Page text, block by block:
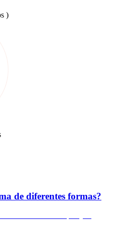
)
de diferentes formas?